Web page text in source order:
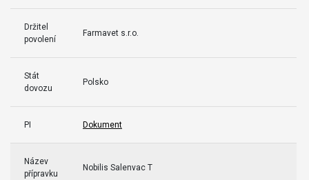
Držitel
povolení
Farmavet s.r.o.
Stát
dovozu
Polsko
PI Dokument
Název
přípravku
Nobilis Salenvac T